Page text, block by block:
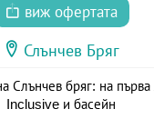
виж офертата
Слънчев Бряг
Слънчев бряг: на
Inclusive и басейн